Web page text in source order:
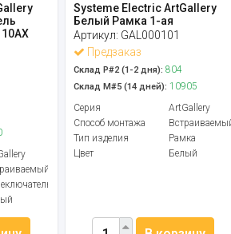
10АХ
Systeme Electric ArtGallery
Белый Рамка 1-ая
Артикул: GAL000101
Предзаказ
Склад Р#2 (1-2 дня): 804
Склад М#5 (14 дней): 10905
Серия
ArtGallery
Способ монтажа
Тип изделия
Рамка
Цвет
Белый